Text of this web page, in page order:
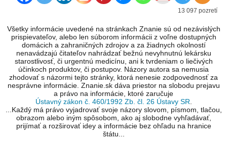
13 097 pozretí
Všetky informácie uvedené na stránkach Znanie sú od nezávislých
prispievateľov, alebo len súborom informácii z voľne dostupných
domácich a zahraničných zdrojov a za žiadnych okolností
nenavádzajú čitateľov nahrádzať bežnú nevyhnutnú lekársku
starostlivosť, či urgentnú medicínu, ani k tvrdeniam o liečivých
účinkoch produktov, či postupov. Názory autora sa nemusia
zhodovať s názormi tejto stránky, ktorá nenesie zodpovednosť za
nesprávne informácie. Znanie.sk dáva priestor na slobodu prejavu
a právo na informácie, ktoré zaručuje
Ústavný zákon č. 460/1992 Zb. čl. 26 Ústavy SR
...Každý má právo vyjadrovať svoje názory slovom, písmom, tlačou,
obrazom alebo iným spôsobom, ako aj slobodne vyhľadávať,
prijímať a rozširovať idey a informácie bez ohľadu na hranice
štátu...